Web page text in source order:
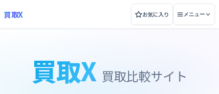
買取X お気に入り メニュー
買取X 買取比較サイト